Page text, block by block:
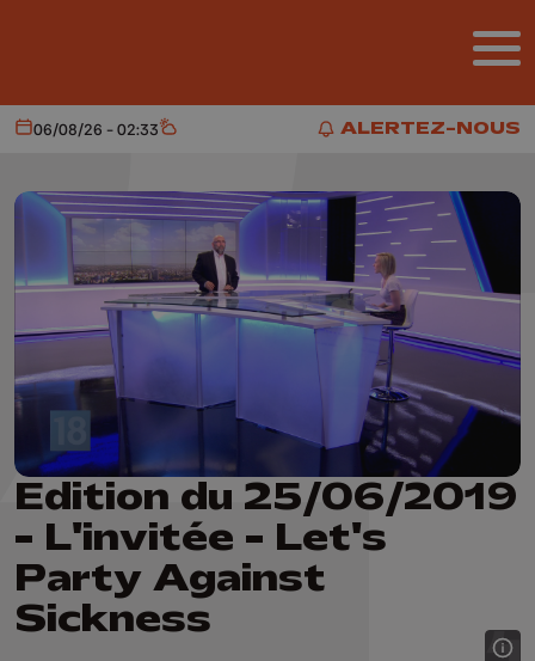
ALERTEZ-NOUS
ALERTEZ-NOUS
Aujourd'hui
06/08/26 - 02:33 Météo
Edition du 25/06/2019
- L'invitée - Let's
Party Against
Sickness